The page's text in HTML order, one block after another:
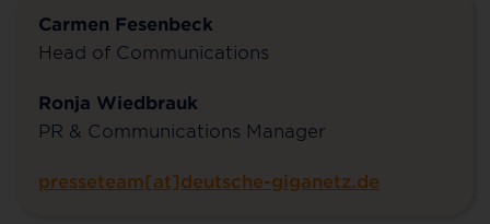
Carmen Fesenbeck
Head of Communications
Ronja Wiedbrauk
PR & Communications Manager
presseteam[at]deutsche-giganetz.de